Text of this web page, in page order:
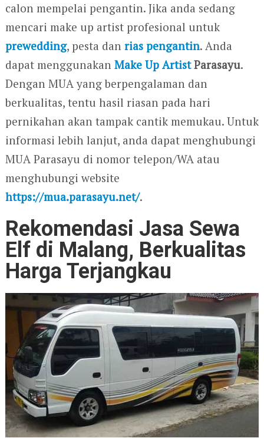
calon mempelai pengantin. Jika anda sedang
mencari make up artist profesional untuk
prewedding, pesta dan rias pengantin. Anda
dapat menggunakan Make Up ArtistParasayu.
Dengan MUA yang berpengalaman dan
berkualitas, tentu hasil riasan pada hari
pernikahan akan tampak cantik memukau. Untuk
informasi lebih lanjut, anda dapat menghubungi
MUA Parasayu di nomor telepon/WA atau
menghubungi website
https://mua.parasayu.net/.
Rekomendasi Jasa Sewa
Elf di Malang, Berkualitas
Harga Terjangkau